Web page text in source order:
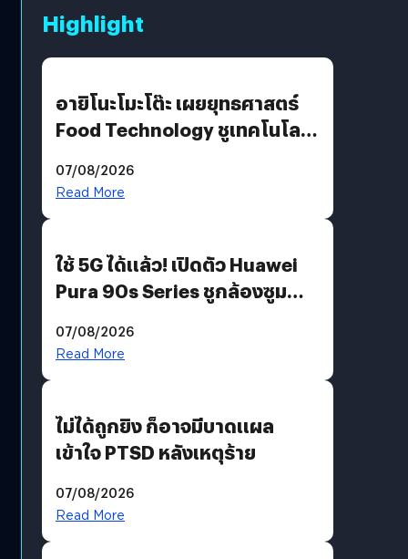
Highlight
อายิโนะโมะโต๊ะ เผยยุทธศาสตร์
Food Technology ชูเทคโนโลยี
บริโภคและ B2B
07/08/2026
Read More
ใช้ 5G ได้แล้ว! เปิดตัว Huawei
Pura 90s Series ชูกล้องซูม
07/08/2026
Read More
ไม่ได้ถูกยิง ก็อาจมีบาดแผล
เข้าใจ PTSD หลังเหตุร้าย
07/08/2026
Read More